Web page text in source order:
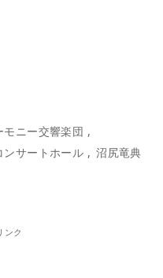
ニー交響楽団
サートホール
沼尻竜典
ンク